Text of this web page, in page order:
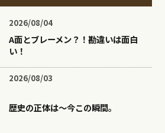
2026/08/04
A面とブレーメン？！勘違いは面白
い！
2026/08/03
歴史の正体は〜今この瞬間。